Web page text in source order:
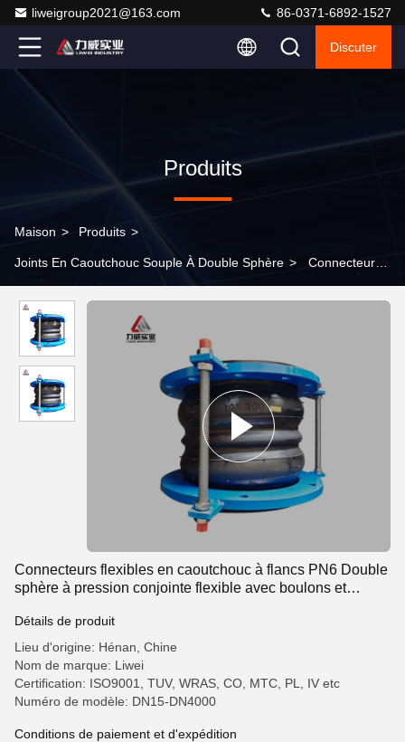
liweigroup2021@163.com 86-0371-6892-1527
Discuter
Produits
Maison > Produits >
Joints En Caoutchouc Souple À Double Sphère > Connecteurs
conjointe flexible avec boulons et écrous
Connecteurs flexibles en caoutchouc à flancs PN6 Double
sphère à pression conjointe flexible avec boulons et
Détails de produit
Lieu d'origine: Hénan, Chine
Nom de marque: Liwei
Certification: ISO9001, TUV, WRAS, CO, MTC, PL, IV etc
Numéro de modèle: DN15-DN4000
Conditions de paiement et d'expédition